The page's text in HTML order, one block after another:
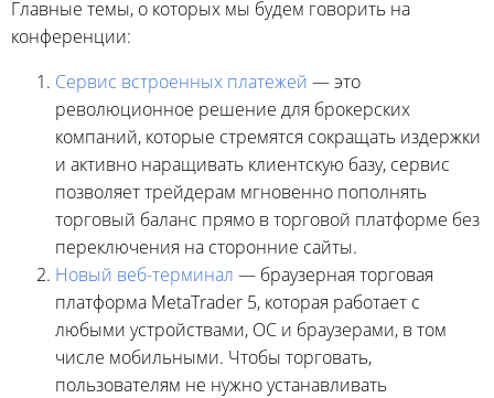
Главные темы, о которых мы будем говорить на
конференции:
Сервис встроенных платежей — это
революционное решение для брокерских
компаний, которые стремятся сокращать издержки
и активно наращивать клиентскую базу, сервис
позволяет трейдерам мгновенно пополнять
торговый баланс прямо в торговой платформе без
переключения на сторонние сайты.
Новый веб-терминал — браузерная торговая
платформа MetaTrader 5, которая работает с
любыми устройствами, ОС и браузерами, в том
числе мобильными. Чтобы торговать,
пользователям не нужно устанавливать